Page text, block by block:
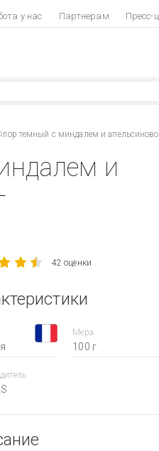
у нас Партнерам Пресс-
темный с миндалем и
и
42 оценки
Мера
100 г